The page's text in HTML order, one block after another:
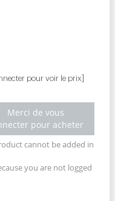
pour voir le prix]
Merci de vous
pour acheter
cannot be added in
you are not logged